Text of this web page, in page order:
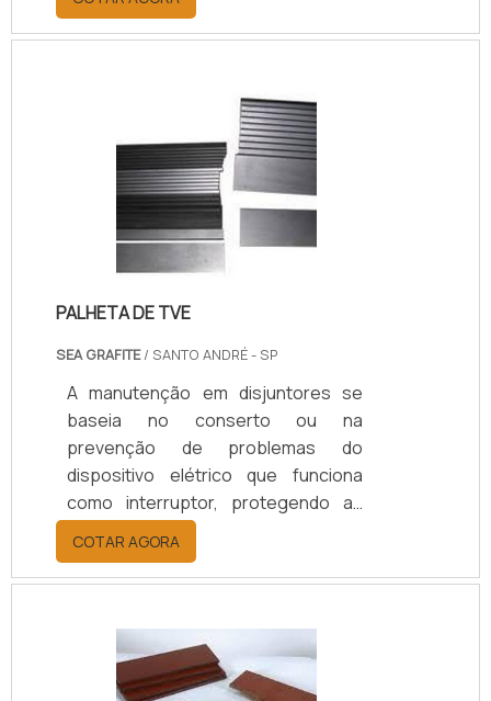
realizar reparos nas instalações ou
até mesmo evitá-los. O SERVIÇO
manutenção preventiva, deve
acontecer com certa frequência, o
que gera a diminuição do risco de
problemas maiores além de ter um
custo mais acessível para os
clientes. Já a manutenção corretiva,
acontece sempre que os di.
PALHETA DE TVE
SEA GRAFITE/ SANTO ANDRÉ - SP
A manutenção em disjuntores se
baseia no conserto ou na
prevenção de problemas do
dispositivo elétrico que funciona
como interruptor, protegendo as
instalações elétricas contra danos
gerados por sobrecargas. Ou seja,
a manutenção é requisitada
grande porte, fábricas, prédios e
até mesmos clientes comuns em
residências, a fim de reparos nas
COTAR AGORA